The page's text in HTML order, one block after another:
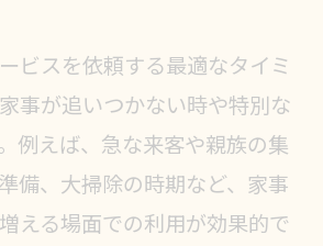
ビスを依頼する最適なタイミ
事が追いつかない時や特別な
例えば、急な来客や親族の集
備、大掃除の時期など、家事
える場面での利用が効果的で